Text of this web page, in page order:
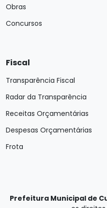
Obras
Concursos
Fiscal
Transparência Fiscal
Radar da Transparência
Receitas Orçamentárias
Despesas Orçamentárias
Frota
Prefeitura Municipal de